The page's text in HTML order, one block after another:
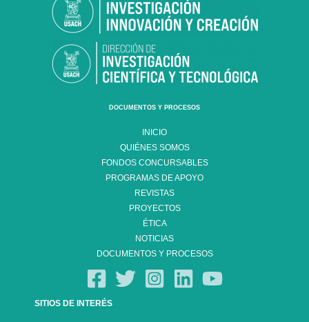
DOCUMENTOS Y PROCESOS
INICIO
QUIÉNES SOMOS
FONDOS CONCURSABLES
PROGRAMAS DE APOYO
REVISTAS
PROYECTOS
ÉTICA
NOTICIAS
DOCUMENTOS Y PROCESOS
SITIOS DE INTERÉS